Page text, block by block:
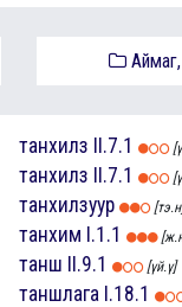
танхилз II.7.1
танхилз II.7.1
танхилзуур
танхим I.1.1
танш II.9.1 [үй.ү]
таншлага I.18.1